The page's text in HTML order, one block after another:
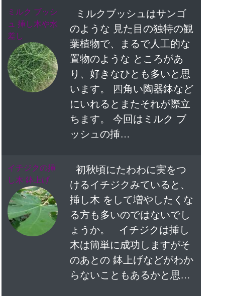
ミルク ブッシ
ュ 挿し木や水
差し
ミルクブッシュはサンゴ
のような 見た目の独特の観
葉植物で、まるで人工的な
置物のような ところがあ
り、好きなひとも多いと思
います。 四角い陶器鉢など
にいれるとまたそれが際立
ちます。 今回はミルク ブ
ッシュの挿…
イチジクの挿
し木 鉢上げ
初秋頃にたわわに実をつ
けるイチジクみていると、
挿し木 をして増やしたくな
る方も多いのではないでし
ょうか。 イチジクは挿し
木は簡単に成功しますがそ
のあとの 鉢上げなどがわか
らないこともあるかと思…